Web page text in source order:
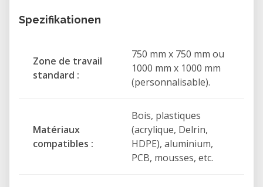
d'enseignement et FabLabs souhaitant
Applications
Usinage CNC du bois, des plastiques et
de l'aluminium
Fabrication de panneaux et de
Spezifikationen
Zone de travail
standard :
750 mm x 750 mm ou
1000 mm x 1000 mm
(personnalisable).
Matériaux
compatibles :
Bois, plastiques
(acrylique, Delrin,
HDPE), aluminium,
PCB, mousses, etc.